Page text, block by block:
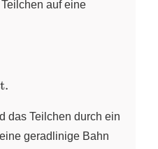
auf eine
das Teilchen durch ein
geradlinige Bahn